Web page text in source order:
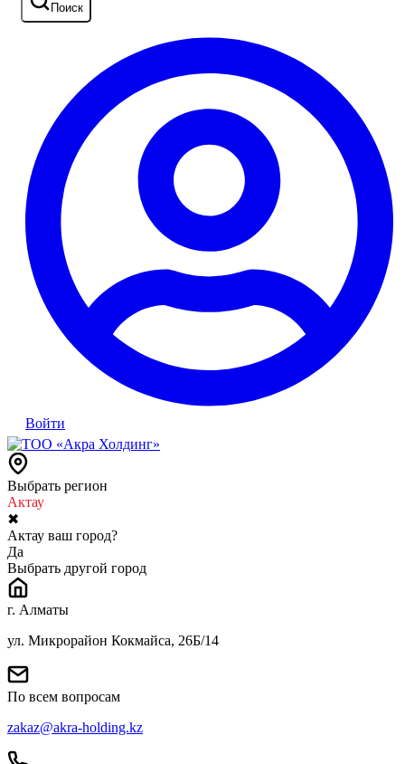
Поиск
Войти
Выбрать регион
Актау
✖
Актау ваш город?
Да
Выбрать другой город
г. Алматы
ул. Микрорайон Кокмайса, 26Б/14
По всем вопросам
zakaz@akra-holding.kz